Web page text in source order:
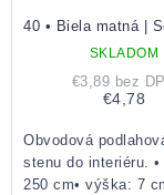
SKLADOM
€3,89 bez
€4,78
Obvodová
stenu do interiéru.
250 cm• výška: 7